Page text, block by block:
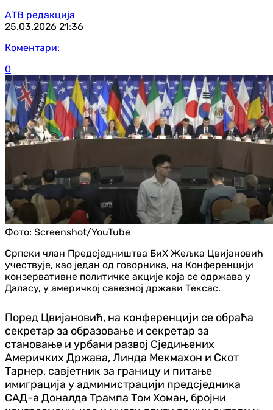
АТВ редакција
25.03.2026 21:36
Коментари:
0
Фото: Screenshot/YouTube
Српски члан Предсједништва БиХ Жељка Цвијановић
учествује, као један од говорника, на Конференцији
конзервативне политичке акције која се одржава у
Даласу, у америчкој савезној држави Тексас.
Поред Цвијановић, на конференцији се обраћа
секретар за образовање и секретар за
становање и урбани развој Сједињених
Америчких Држава, Линда Мекмахон и Скот
Тарнер, савјетник за границу и питање
имиграција у администрацији предсједника
САД-а Доналда Трампа Том Хоман, бројни